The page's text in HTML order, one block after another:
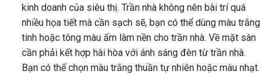
kinh doanh của siêu thị. Trần nhà không nên bài trí quá
nhiều họa tiết mà cần sạch sẽ, bạn có thể dùng màu trắng
tinh hoặc tông màu ấm làm nền cho trần nhà. Về mặt sàn
cần phải kết hợp hài hòa với ánh sáng đèn từ trần nhà.
Bạn có thể chọn màu trắng thuần tự nhiên hoặc màu nhạt.